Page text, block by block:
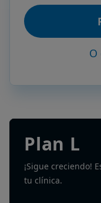
O
Plan L
¡Sigue creciendo!
tu clínica.